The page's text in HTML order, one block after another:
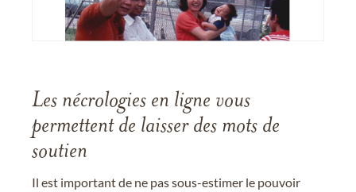
Les nécrologies en ligne vous
permettent de laisser des mots de
soutien
Il est important de ne pas sous-estimer le pouvoir